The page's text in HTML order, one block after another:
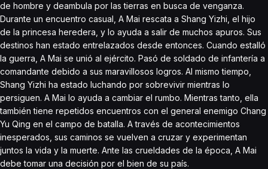
de hombre y deambula por las tierras en busca de venganza.
Durante un encuentro casual, A Mai rescata a Shang Yizhi, el hijo
de la princesa heredera, y lo ayuda a salir de muchos apuros. Sus
destinos han estado entrelazados desde entonces. Cuando estalló
la guerra, A Mai se unió al ejército. Pasó de soldado de infantería a
comandante debido a sus maravillosos logros. Al mismo tiempo,
Shang Yizhi ha estado luchando por sobrevivir mientras lo
persiguen. A Mai lo ayuda a cambiar el rumbo. Mientras tanto, ella
también tiene repetidos encuentros con el general enemigo Chang
Yu Qing en el campo de batalla. A través de acontecimientos
inesperados, sus caminos se vuelven a cruzar y experimentan
juntos la vida y la muerte. Ante las crueldades de la época, A Mai
debe tomar una decisión por el bien de su país.